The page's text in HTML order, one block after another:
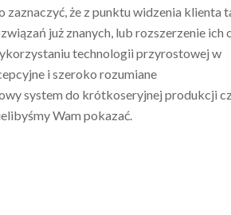
że z punktu widzenia klienta
już znanych, lub rozszerzenie ich
technologii przyrostowej w
i szeroko rozumiane
system do krótkoseryjnej produkcji
Wam pokazać.